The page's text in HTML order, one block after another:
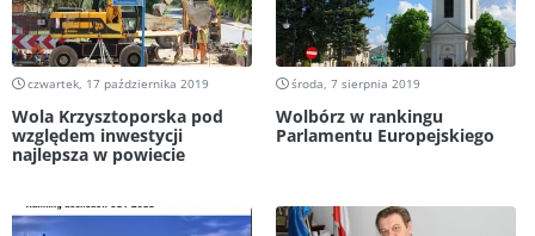
czwartek, 17 października 2019
Wola Krzysztoporska pod
względem inwestycji
najlepsza w powiecie
środa, 7 sierpnia 2019
Wolbórz w rankingu
Parlamentu Europejskiego